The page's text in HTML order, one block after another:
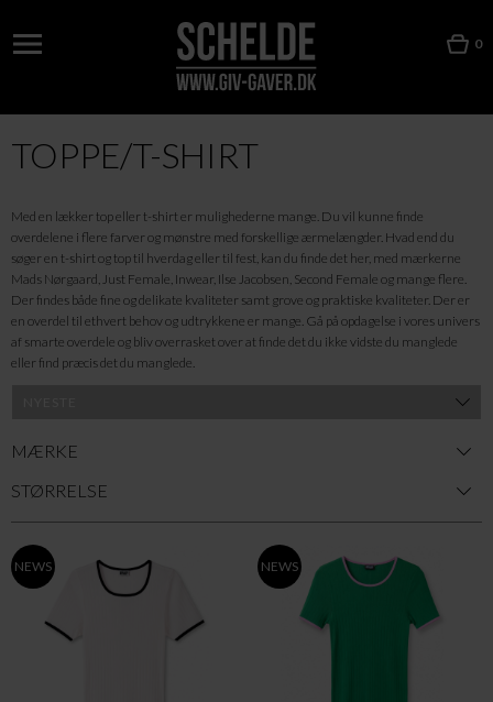
0
TOPPE/T-SHIRT
Med en lækker top eller t-shirt er mulighederne mange. Du vil kunne finde
overdelene i flere farver og mønstre med forskellige ærmelængder. Hvad end du
søger en t-shirt og top til hverdag eller til fest, kan du finde det her, med mærkerne
Mads Nørgaard, Just Female, Inwear, Ilse Jacobsen, Second Female og mange flere.
Der findes både fine og delikate kvaliteter samt grove og praktiske kvaliteter. Der er
en overdel til ethvert behov og udtrykkene er mange. Gå på opdagelse i vores univers
af smarte overdele og bliv overrasket over at finde det du ikke vidste du manglede
eller find præcis det du manglede.
MÆRKE
STØRRELSE
NEWS NEWS